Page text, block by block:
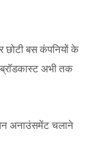
बस कंपनियों के
अभी तक
अनाउंसमेंट चलाने